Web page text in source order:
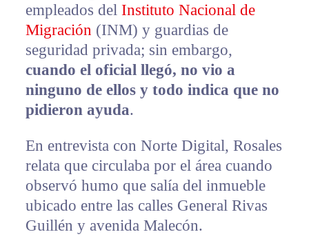
empleados del Instituto Nacional de
Migración (INM) y guardias de
seguridad privada; sin embargo,
cuando el oficial llegó, no vio a
ninguno de ellos y todo indica que no
pidieron ayuda.
En entrevista con Norte Digital, Rosales
relata que circulaba por el área cuando
observó humo que salía del inmueble
ubicado entre las calles General Rivas
Guillén y avenida Malecón.